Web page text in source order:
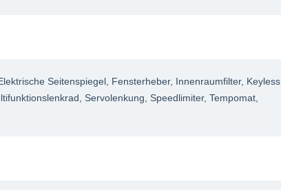
Elektrische Seitenspiegel , Fensterheber, Innenraumfilter, Keyless
, Servolenkung , Speedlimiter, Tempomat